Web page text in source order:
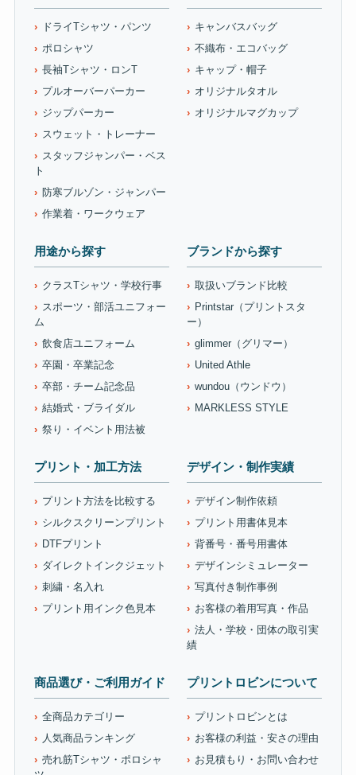
ドライTシャツ・パンツ
ポロシャツ
長袖Tシャツ・ロンT
プルオーバーパーカー
ジップパーカー
スウェット・トレーナー
スタッフジャンパー・ベス
ト
防寒ブルゾン・ジャンパー
作業着・ワークウェア
キャンバスバッグ
不織布・エコバッグ
キャップ・帽子
オリジナルタオル
オリジナルマグカップ
用途から探す
クラスTシャツ・学校行事
スポーツ・部活ユニフォー
ム
飲食店ユニフォーム
卒園・卒業記念
卒部・チーム記念品
結婚式・ブライダル
祭り・イベント用法被
ブランドから探す
取扱いブランド比較
Printstar（プリントスタ
ー）
glimmer（グリマー）
United Athle
wundou（ウンドウ）
MARKLESS STYLE
プリント・加工方法
プリント方法を比較する
シルクスクリーンプリント
DTFプリント
ダイレクトインクジェット
刺繍・名入れ
プリント用インク色見本
デザイン・制作実績
デザイン制作依頼
プリント用書体見本
背番号・番号用書体
デザインシミュレーター
写真付き制作事例
お客様の着用写真・作品
法人・学校・団体の取引実
績
商品選び・ご利用ガイド
全商品カテゴリー
人気商品ランキング
売れ筋Tシャツ・ポロシャ
プリントロビンについて
プリントロビンとは
お客様の利益・安さの理由
お見積もり・お問い合わせ